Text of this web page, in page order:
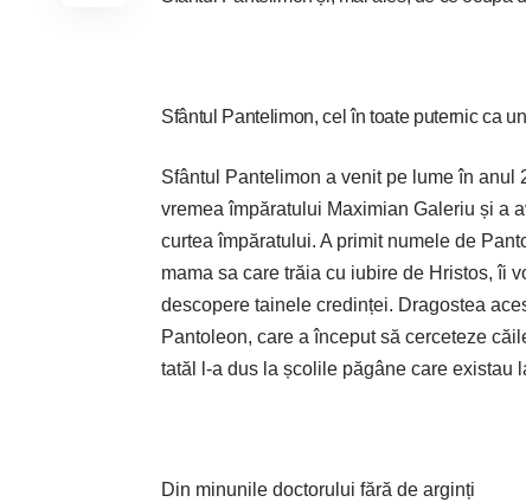
Sfântul Pantelimon, cel în toate puternic ca
Sfântul Pantelimon a venit pe lume în
vremea împăratului Maximian Galeriu și a
curtea împăratului. A primit numele de
mama sa care trăia cu iubire de Hristos, îi
descopere tainele credinței. Dragostea
Pantoleon, care a început să cerceteze
tatăl l-a dus la școlile păgâne care existau
Din minunile doctorului fără de arginți